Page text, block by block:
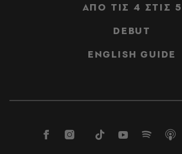
ΑΠΟ ΤΙΣ 4 ΣΤΙΣ 5
DEBUT
ENGLISH GUIDE